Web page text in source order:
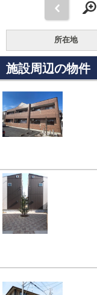
所在地
施設周辺の物件